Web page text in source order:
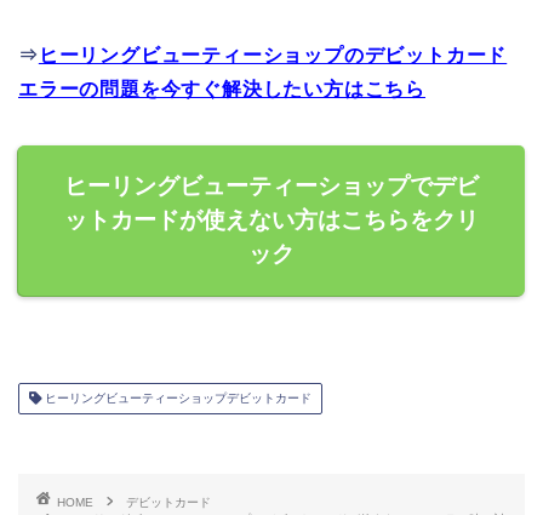
⇒ ヒーリングビューティーショップのデビットカード
エラーの問題を今すぐ解決したい方はこちら
ヒーリングビューティーショップでデビ
ットカードが使えない方はこちらをクリ
ック
ヒーリングビューティーショップデビットカード
HOME
デビットカード